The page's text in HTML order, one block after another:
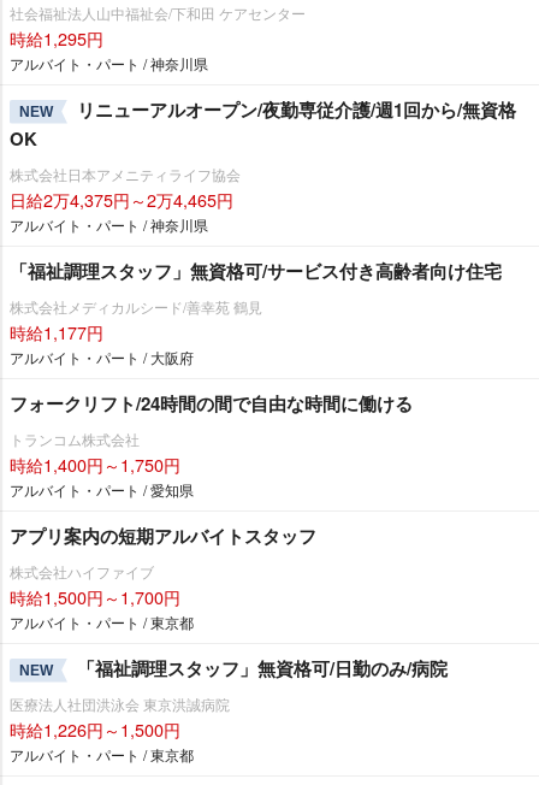
社会福祉法人山中福祉会/下和田 ケアセンター
時給1,295円
アルバイト・パート / 神奈川県
NEW
リニューアルオープン/夜勤専従介護/週1回から/無資格
OK
株式会社日本アメニティライフ協会
日給2万4,375円～2万4,465円
アルバイト・パート / 神奈川県
「福祉調理スタッフ」無資格可/サービス付き高齢者向け住宅
株式会社メディカルシード/善幸苑 鶴見
時給1,177円
アルバイト・パート / 大阪府
フォークリフト/24時間の間で自由な時間に働ける
トランコム株式会社
時給1,400円～1,750円
アルバイト・パート / 愛知県
アプリ案内の短期アルバイトスタッフ
株式会社ハイファイブ
時給1,500円～1,700円
アルバイト・パート / 東京都
NEW 「福祉調理スタッフ」無資格可/日勤のみ/病院
医療法人社団洪泳会 東京洪誠病院
時給1,226円～1,500円
アルバイト・パート / 東京都